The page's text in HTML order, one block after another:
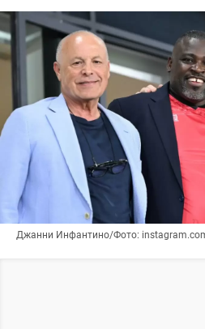
Джанни Инфантино/Фото: